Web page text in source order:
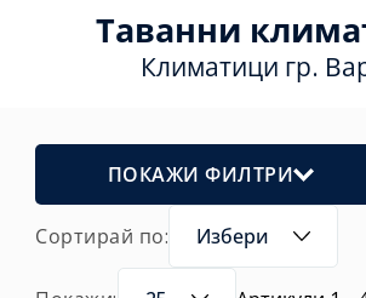
Таванни
Климатици гр.
ПОКАЖИ ФИЛТРИ
Сортирай по: Избери